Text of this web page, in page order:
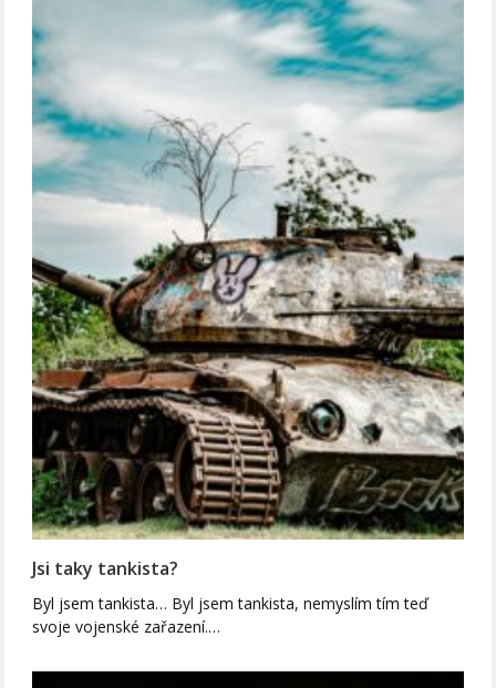
Jsi taky tankista?
Byl jsem tankista… Byl jsem tankista, nemyslím tím teď
svoje vojenské zařazení.…